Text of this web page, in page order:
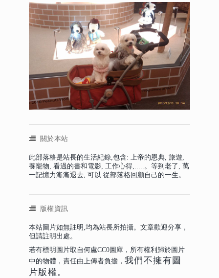
關於本站
此部落格是站長的生活紀錄,包含: 上帝的恩典, 旅遊,
養寵物, 看過的書和電影, 工作心得,.....。等到老了, 萬
一記憶力漸漸退去, 可以 從部落格回顧自己的一生。
版權資訊
本站圖片如無註明,均為站長所拍攝。文章歡迎分享，
但請註明出處。
若有標明圖片取自何處CC0圖庫，所有權利歸於圖片
中的物體，責任由上傳者負擔， 我們不擁有圖
片版權。